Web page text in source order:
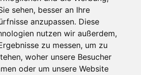
sehen, besser an Ihre
anzupassen. Diese
nutzen wir außerdem,
zu messen, um zu
woher unsere Besucher
oder um unsere Website
Партнерам
Инвесторам
Медиа